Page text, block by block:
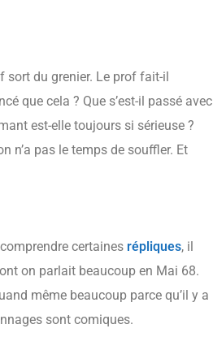
sort du grenier. Le prof fait-il
que cela ? Que s’est-il passé avec
est-elle toujours si sérieuse ?
n’a pas le temps de souffler. Et
certaines répliques, il
on parlait beaucoup en Mai 68.
même beaucoup parce qu’il y a
sont comiques.